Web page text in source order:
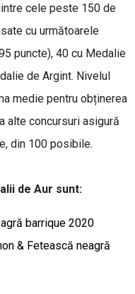
cele peste 150 de
cu următoarele
puncte), 40 cu Medalie
de Argint. Nivelul
medie pentru obținerea
alte concursuri asigură
din 100 posibile.
de Aur sunt:
barrique 2020
& Fetească neagră